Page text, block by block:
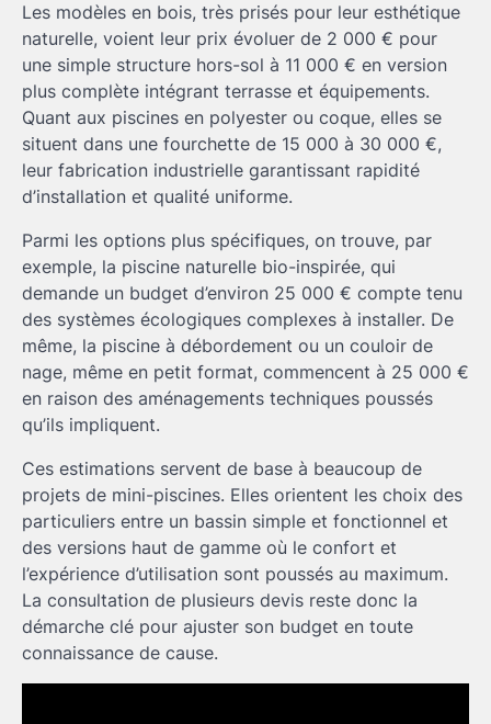
Les modèles en bois, très prisés pour leur esthétique
naturelle, voient leur prix évoluer de 2 000 € pour
une simple structure hors-sol à 11 000 € en version
plus complète intégrant terrasse et équipements.
Quant aux piscines en polyester ou coque, elles se
situent dans une fourchette de 15 000 à 30 000 €,
leur fabrication industrielle garantissant rapidité
d’installation et qualité uniforme.
Parmi les options plus spécifiques, on trouve, par
exemple, la piscine naturelle bio-inspirée, qui
demande un budget d’environ 25 000 € compte tenu
des systèmes écologiques complexes à installer. De
même, la piscine à débordement ou un couloir de
nage, même en petit format, commencent à 25 000 €
en raison des aménagements techniques poussés
qu’ils impliquent.
Ces estimations servent de base à beaucoup de
projets de mini-piscines. Elles orientent les choix des
particuliers entre un bassin simple et fonctionnel et
des versions haut de gamme où le confort et
l’expérience d’utilisation sont poussés au maximum.
La consultation de plusieurs devis reste donc la
démarche clé pour ajuster son budget en toute
connaissance de cause.